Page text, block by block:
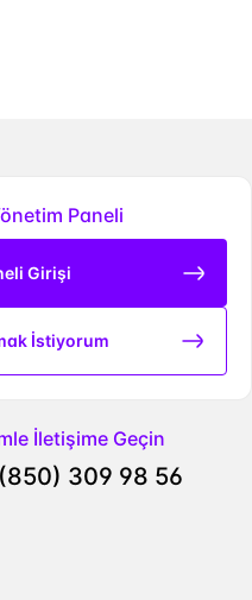
Paneli
Girişi
İstiyorum
İletişime Geçin
309 98 56